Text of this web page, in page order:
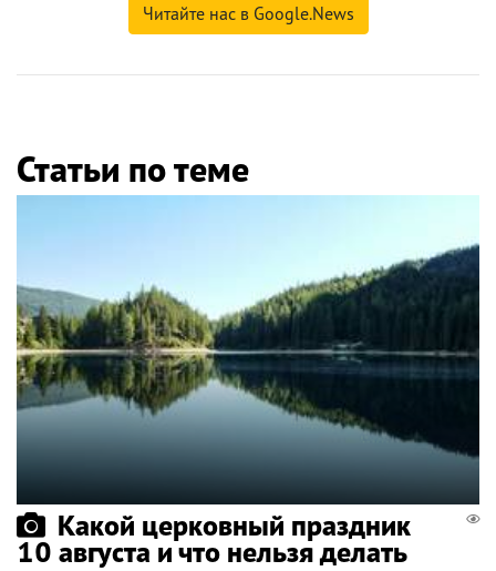
Читайте нас в Google.News
Статьи по теме
Какой церковный праздник
10 августа и что нельзя делать